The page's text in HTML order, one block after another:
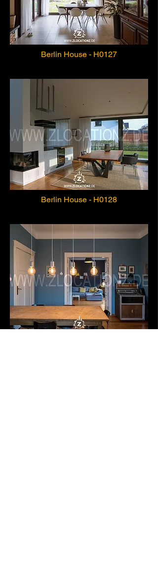
Berlin House - H0127
Berlin House - H0128